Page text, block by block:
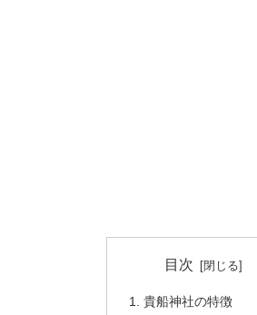
目次
貴船神社の特徴